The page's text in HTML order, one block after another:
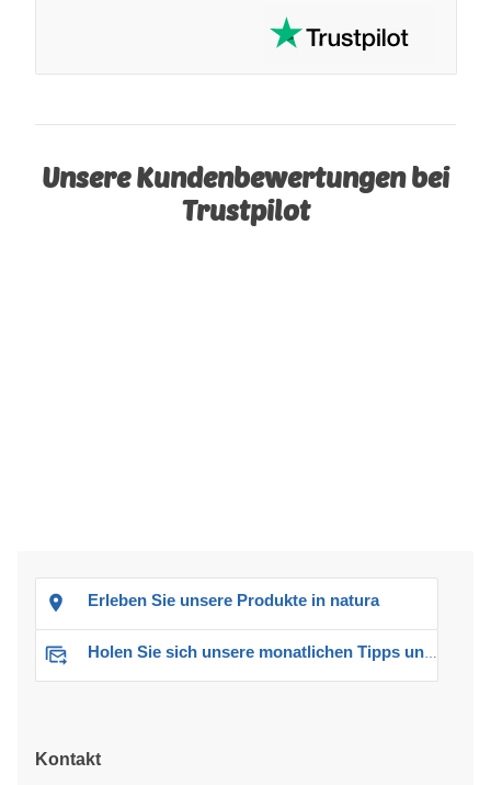
Unsere Kundenbewertungen bei
Trustpilot
Erleben Sie unsere Produkte in natura
Holen Sie sich unsere monatlichen Tipps und Angebote
Kontakt